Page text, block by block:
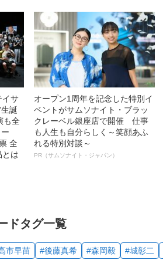
イサ
誕
も全
全
とは
オープン1周年を記念した特別イ
ベントがサムソナイト・ブラッ
クレーベル銀座店で開催 仕事
も人生も自分らしく～笑顔あふ
れる特別対談～
PR（サムソナイト・ジャパン）
ドタグ一覧
市早苗 #後藤真希 #森岡毅 #城彰二